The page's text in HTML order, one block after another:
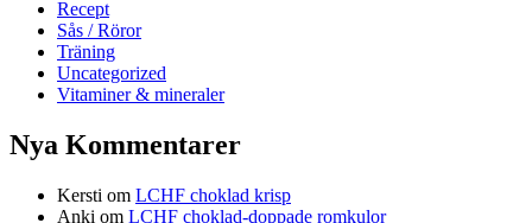
Recept
Sås / Röror
Träning
Uncategorized
Vitaminer & mineraler
Nya Kommentarer
Kersti om LCHF choklad krisp
Anki om LCHF choklad-doppade romkulor